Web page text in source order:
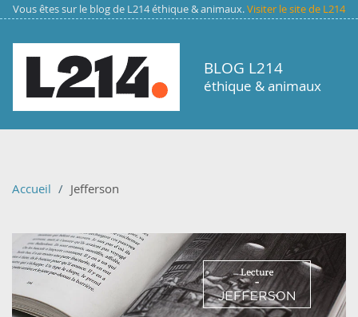
Aller au contenu principal
Vous êtes sur le blog de L214 éthique & animaux.Visiter le site de L214
BLOG L214
éthique & animaux
Accueil Jefferson